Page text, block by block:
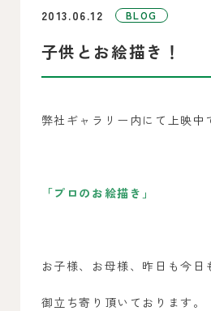
2013.06.12 BLOG
子供とお絵描き！
弊社ギャラリー内にて上映中
「プロのお絵描き」
お子様、お母様、昨日も今日
御立ち寄り頂いております。